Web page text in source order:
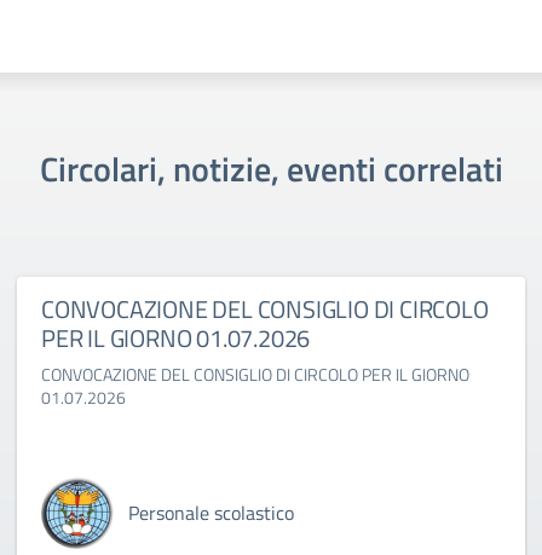
Circolari, notizie, eventi correlati
CONVOCAZIONE DEL CONSIGLIO DI CIRCOLO
PER IL GIORNO 01.07.2026
CONVOCAZIONE DEL CONSIGLIO DI CIRCOLO PER IL GIORNO
01.07.2026
Personale scolastico